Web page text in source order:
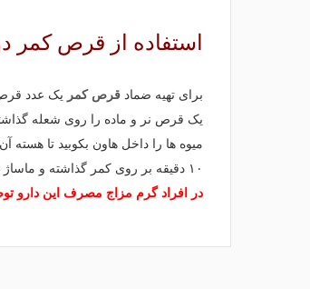
استفاده از قرص کمر
برای تهیه ضماد قرص کمر یک عدد
یک قرص نر و ماده را روی شعله
میوه ها را داخل هاون بکوبید تا
۱۰ دقیقه بر روی کمر گذاشته و ماساژ دهید در صورت تمایل روی آن را با یک پارچه نخی ببندید.
در افراد گرم مزاج مصرف این دارو